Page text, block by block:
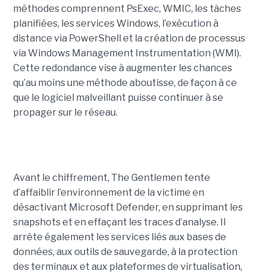
méthodes comprennent PsExec, WMIC, les tâches
planifiées, les services Windows, l’exécution à
distance via PowerShell et la création de processus
via Windows Management Instrumentation (WMI).
Cette redondance vise à augmenter les chances
qu’au moins une méthode aboutisse, de façon à ce
que le logiciel malveillant puisse continuer à se
propager sur le réseau.
Avant le chiffrement, The Gentlemen tente
d’affaiblir l’environnement de la victime en
désactivant Microsoft Defender, en supprimant les
snapshots et en effaçant les traces d’analyse. Il
arrête également les services liés aux bases de
données, aux outils de sauvegarde, à la protection
des terminaux et aux plateformes de virtualisation,